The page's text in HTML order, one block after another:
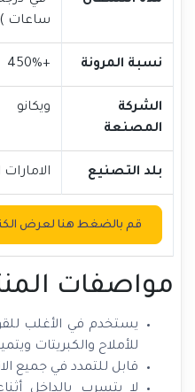
ساعات )
نسبة المرونة +450%
الشركة
المصنعة
ويكانو
بلد التصنيع
قم بالضغط هنا لعرض
مواصفات
يستخدم في الأغلب
للأملاح والكبريتات
قابل للتمدد في جميع
لا يتسرب بالداخل